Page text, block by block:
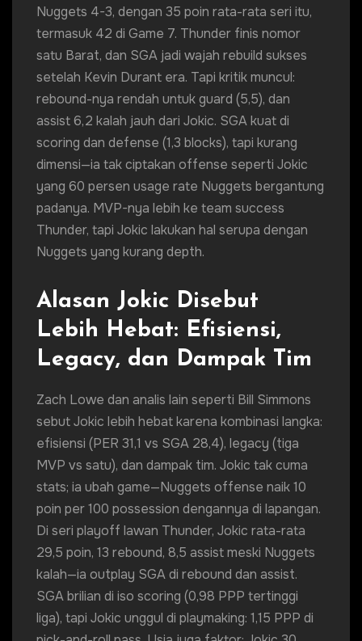
Nuggets 4-3, dengan 35 poin rata-rata seri itu,
termasuk 42 di Game 7. Thunder finis nomor
satu Barat, dan SGA jadi wajah rebuild sukses
setelah Kevin Durant era. Tapi kritik muncul:
rebound-nya rendah untuk guard (5,5), dan
assist 6,2 kalah jauh dari Jokic. SGA kuat di
scoring dan defense (1,3 blocks), tapi kurang
dimensi—ia tak ciptakan offense seperti Jokic
yang 60 persen usage rate Nuggets bergantung
padanya. MVP-nya lebih ke team success
Thunder, tapi Jokic lakukan hal serupa dengan
Nuggets yang kurang depth.
Alasan Jokic Disebut
Lebih Hebat: Efisiensi,
Legacy, dan Dampak Tim
Zach Lowe dan analis lain seperti Bill Simmons
sebut Jokic lebih hebat karena kombinasi langka:
efisiensi (PER 31,1 vs SGA 28,4), legacy (tiga
MVP vs satu), dan dampak tim. Jokic tak cuma
stats; ia ubah game—Nuggets offense naik 10
poin per 100 possession dengannya di lapangan.
Di seri playoff lawan Thunder, Jokic rata-rata
29,5 poin, 13 rebound, 8,5 assist meski Nuggets
kalah—ia outplay SGA di rebound dan assist.
SGA brilian di iso scoring (0,98 PPP tertinggi
liga), tapi Jokic unggul di playmaking: 1,15 PPP di